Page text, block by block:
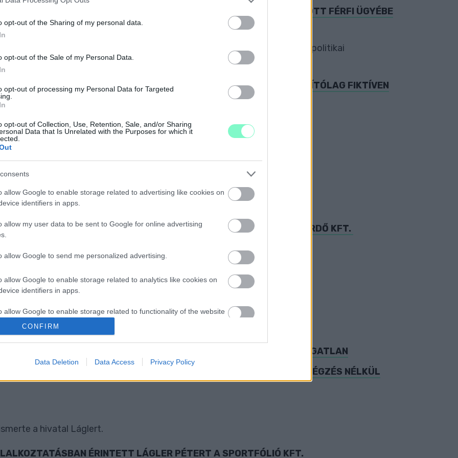
opt-out of the Sharing of my personal data.
opt-out of the Sale of my Personal Data.
opt-out of processing my Personal Data for Targeted
opt-out of Collection, Use, Retention, Sale, and/or Sharing
Data that Is Unrelated with the Purposes for which it
allow Google to enable storage related to advertising like cookies on
identifiers in apps.
allow my user data to be sent to Google for online advertising
allow Google to send me personalized advertising.
allow Google to enable storage related to analytics like cookies on
identifiers in apps.
allow Google to enable storage related to functionality of the website
allow Google to enable storage related to personalization.
allow Google to enable storage related to security, including
CONFIRM
Data Deletion Data Access Privacy Policy
A SÁRVÁRI GYÓGYFÜRDŐN FANTOMÁLLÁSBAN FOGLALKOZTATOTT FÉRFI ÜGYÉBE
a polgármester, és az alpolgármestert, hogy az esetből vonják le a politikai
KI A SÁRVÁRI GYÓGYFÜRDŐ VIZSGÁLÓ BIZOTTSÁGA A FÜRDŐN ÁLLÍTÓLAG FIKTÍVEN
az ügyészség is nyomoz.
SÁRVÁRI GYÓGYFÜRDŐN
igénybe szolgáltatásokat.
TAVALYI ÁRBEVÉTEL UTÁN HOTELT VETT A SÁRVÁRI GYÓGYFÜRDŐ KFT.
CÉGEK ÜGYVEZETŐINEK FIZETÉSEI
HOGY MIÉRT HÍVTÁK MEG HÁROM ÖNKORMÁNYZATI INGATLAN
LÁGLER PÉTERT, AKI A FÜRDŐN A GYANÚ SZERINT VALÓS MUNKAVÉGZÉS NÉLKÜL
a hivatal Láglert.
ÉRINTETT LÁGLER PÉTERT A SPORTFÓLIÓ KFT.